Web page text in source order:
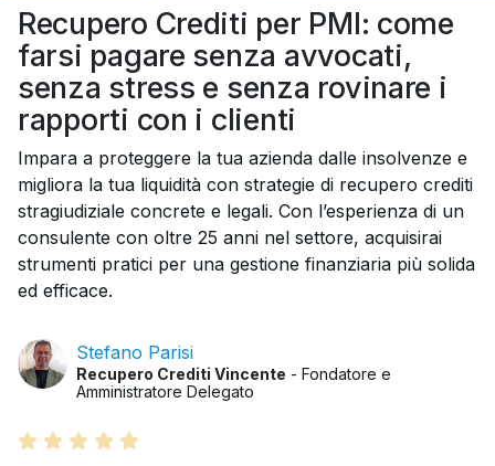
Recupero Crediti per PMI: come
farsi pagare senza avvocati,
senza stress e senza rovinare i
rapporti con i clienti
Impara a proteggere la tua azienda dalle insolvenze e
migliora la tua liquidità con strategie di recupero crediti
stragiudiziale concrete e legali. Con l’esperienza di un
consulente con oltre 25 anni nel settore, acquisirai
strumenti pratici per una gestione finanziaria più solida
ed efficace.
Stefano Parisi
Recupero Crediti Vincente - Fondatore e
Amministratore Delegato